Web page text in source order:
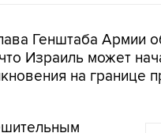
Генштаба
Израиль может
на границе